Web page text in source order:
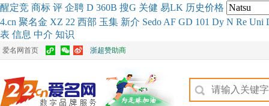
醒定竞 商标 评 企聘 D 360B 搜G 关健 易LK 历史价格
4.cn 聚名金 XZ 22 西部 玉集 新介 Sedo AF GD 101 Dy N Re Uni
表 信息 中介 知识